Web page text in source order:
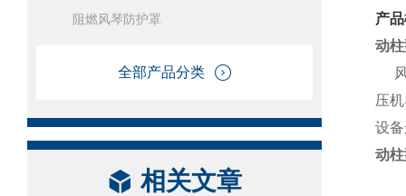
阻燃风琴防护罩
全部产品分类
相关文章
产
动
风
压
设
动